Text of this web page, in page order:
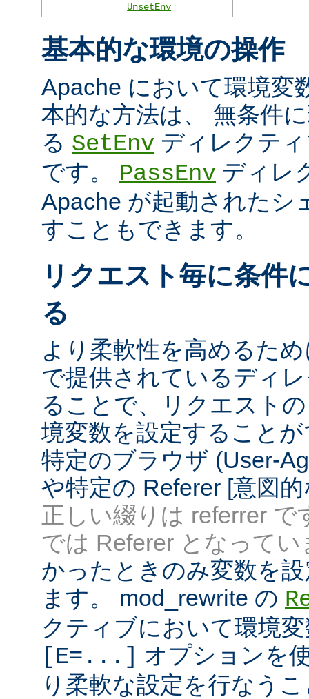
UnsetEnv
基本的な環境の操作
Apache において環境変
本的な方法は、 無条件
る SetEnv ディレクテ
です。 PassEnv ディレ
Apache が起動されたシ
すこともできます。
リクエスト毎に条件
る
より柔軟性を高めるた
で提供されているディ
ることで、リクエスト
境変数を設定すること
特定のブラウザ (User-
や特定の Referer [意図
正しい綴りは referrer で
では Referer となってい
かったときのみ変数を
ます。 mod_rewrite の
クティブにおいて環境
[E=...] オプションを
り柔軟な設定を行なう